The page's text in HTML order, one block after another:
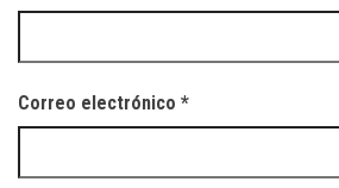
Correo electrónico *